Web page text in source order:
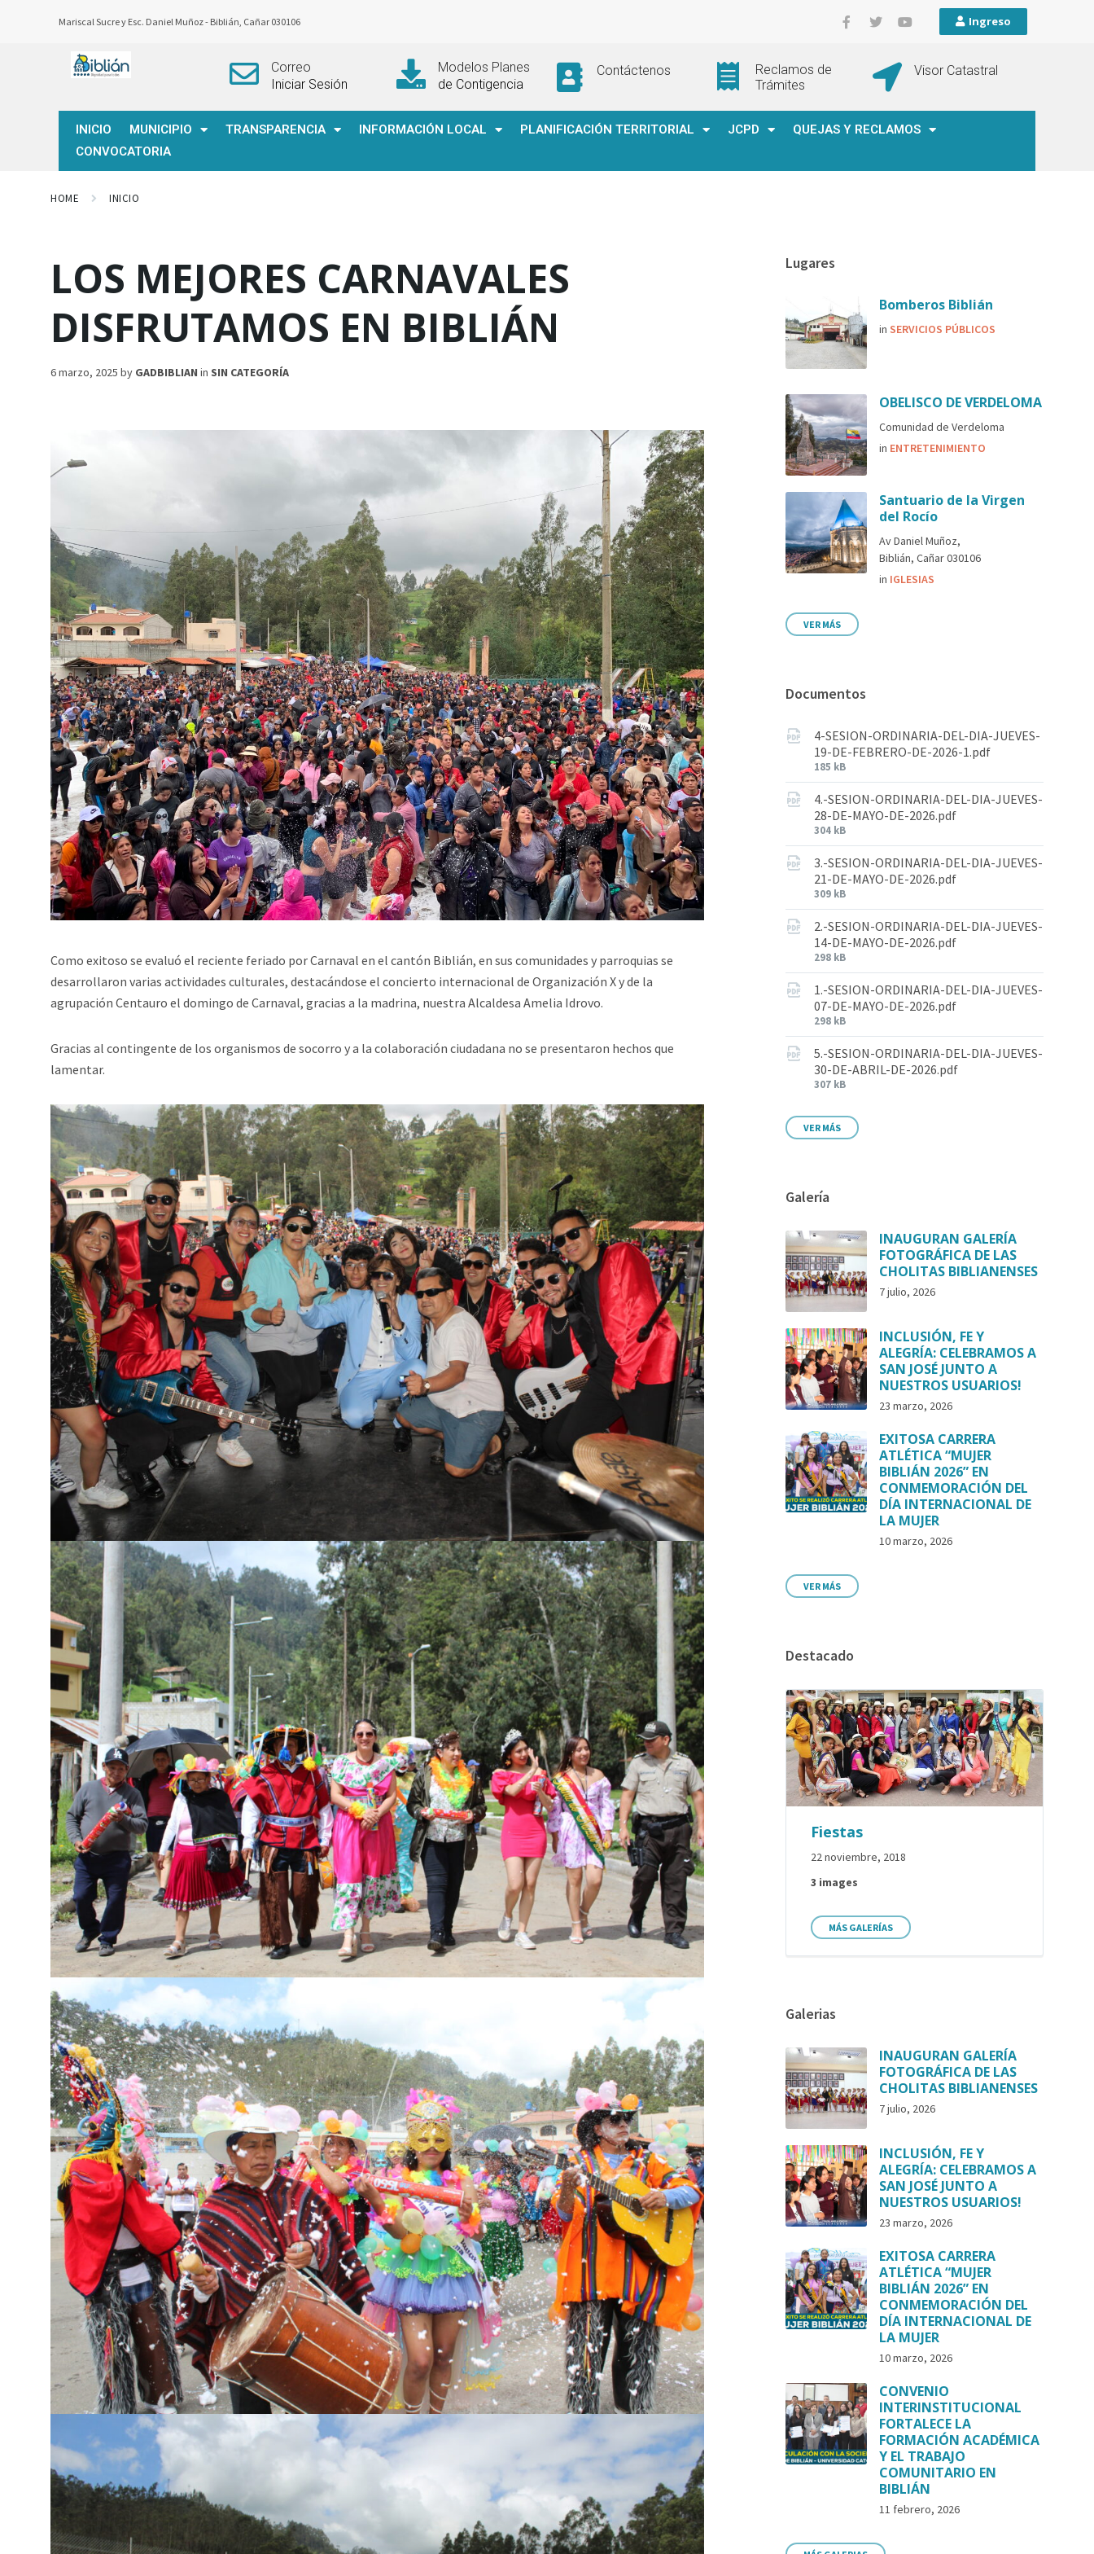
Mariscal Sucre y Esc. Daniel Muñoz - Biblián, Cañar 030106 Ingreso
Correo
Iniciar Sesión
Modelos Planes
de Contigencia
Contáctenos
Reclamos de
Trámites
Visor Catastral
INICIO MUNICIPIO TRANSPARENCIA INFORMACIÓN LOCAL PLANIFICACIÓN TERRITORIAL JCPD
QUEJAS Y RECLAMOS
CONVOCATORIA
HOME INICIO
LOS MEJORES CARNAVALES
DISFRUTAMOS EN BIBLIÁN
6 marzo, 2025 by GADBIBLIAN in SIN CATEGORÍA
Como exitoso se evaluó el reciente feriado por Carnaval en el cantón Biblián, en sus comunidades y parroquias se
desarrollaron varias actividades culturales, destacándose el concierto internacional de Organización X y de la
agrupación Centauro el domingo de Carnaval, gracias a la madrina, nuestra Alcaldesa Amelia Idrovo.
Gracias al contingente de los organismos de socorro y a la colaboración ciudadana no se presentaron hechos que
lamentar.
Lugares
Bomberos Biblián
inSERVICIOS PÚBLICOS
OBELISCO DE VERDELOMA
Comunidad de Verdeloma
in ENTRETENIMIENTO
Santuario de la Virgen
del Rocío
Av Daniel Muñoz,
Biblián, Cañar 030106
in IGLESIAS
VER MÁS
Documentos
4-SESION-ORDINARIA-DEL-DIA-JUEVES-
19-DE-FEBRERO-DE-2026-1.pdf
185 kB
4.-SESION-ORDINARIA-DEL-DIA-JUEVES-
28-DE-MAYO-DE-2026.pdf
304 kB
3.-SESION-ORDINARIA-DEL-DIA-JUEVES-
21-DE-MAYO-DE-2026.pdf
309 kB
2.-SESION-ORDINARIA-DEL-DIA-JUEVES-
14-DE-MAYO-DE-2026.pdf
298 kB
1.-SESION-ORDINARIA-DEL-DIA-JUEVES-
07-DE-MAYO-DE-2026.pdf
298 kB
5.-SESION-ORDINARIA-DEL-DIA-JUEVES-
30-DE-ABRIL-DE-2026.pdf
307 kB
VER MÁS
Galería
INAUGURAN GALERÍA
FOTOGRÁFICA DE LAS
CHOLITAS BIBLIANENSES
7 julio, 2026
INCLUSIÓN, FE Y
ALEGRÍA: CELEBRAMOS A
SAN JOSÉ JUNTO A
NUESTROS USUARIOS!
23 marzo, 2026
EXITOSA CARRERA
ATLÉTICA “MUJER
BIBLIÁN 2026” EN
CONMEMORACIÓN DEL
DÍA INTERNACIONAL DE
LA MUJER
10 marzo, 2026
VER MÁS
Destacado
Fiestas
22 noviembre, 2018
3 images
MÁS GALERÍAS
Galerias
INAUGURAN GALERÍA
FOTOGRÁFICA DE LAS
CHOLITAS BIBLIANENSES
7 julio, 2026
INCLUSIÓN, FE Y
ALEGRÍA: CELEBRAMOS A
SAN JOSÉ JUNTO A
NUESTROS USUARIOS!
23 marzo, 2026
EXITOSA CARRERA
ATLÉTICA “MUJER
BIBLIÁN 2026” EN
CONMEMORACIÓN DEL
DÍA INTERNACIONAL DE
LA MUJER
10 marzo, 2026
CONVENIO
INTERINSTITUCIONAL
FORTALECE LA
FORMACIÓN ACADÉMICA
Y EL TRABAJO
COMUNITARIO EN
BIBLIÁN
11 febrero, 2026